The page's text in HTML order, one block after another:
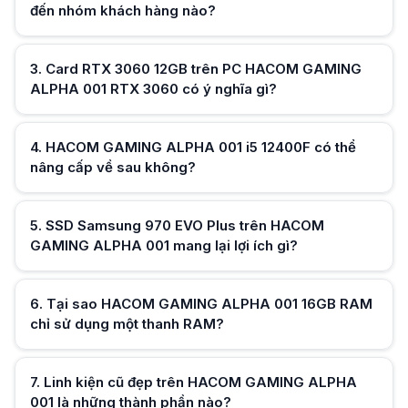
Cấu hình hiện tại được trang bị 1 thanh 16GB theo thông tin kỹ thuật.
Linh kiện cũ đẹp trên HACOM GAMING ALPHA 001 là những thành
Theo cấu hình được cung cấp, card màn hình Gigabyte RTX 3060
Có thể. Theo thông tin từ HACOM, trong trường hợp hết linh kiện sẽ
Giá HACOM GAMING ALPHA 001 phù hợp với nhu cầu nào?
Mức giá thay đổi theo từng thời điểm. Cấu hình hướng đến những
Những trường hợp nào nên cân nhắc PC gaming HACOM này?
Mẫu máy phù hợp khi cần một cấu hình desktop có RTX 3060, SSD
Hữu ích (0)
đến nhóm khách hàng nào?
3. Card RTX 3060 12GB trên PC HACOM GAMING
ALPHA 001 RTX 3060 có ý nghĩa gì?
4. HACOM GAMING ALPHA 001 i5 12400F có thể
nâng cấp về sau không?
5. SSD Samsung 970 EVO Plus trên HACOM
GAMING ALPHA 001 mang lại lợi ích gì?
6. Tại sao HACOM GAMING ALPHA 001 16GB RAM
chỉ sử dụng một thanh RAM?
7. Linh kiện cũ đẹp trên HACOM GAMING ALPHA
001 là những thành phần nào?